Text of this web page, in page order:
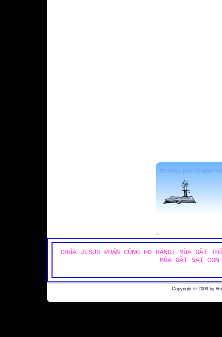
TRƯỜNG KINH THÁNH
CHÚA JESUS PHÁN CÙNG HỌ RẰNG: MÙA GẶT
MÙA GẶT SAI
Copyright © 2009 by